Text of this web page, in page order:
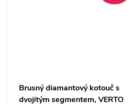
Brusný diamantový kotouč s
dvojitým segmentem, VERTO